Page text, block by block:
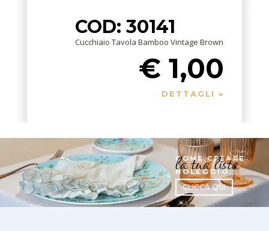
COD: 30141
Cucchiaio Tavola Bamboo Vintage Brown
€ 1,00
DETTAGLI »
COME CREARE
la tua lista
NOLEGGIO
CLICCA QUI